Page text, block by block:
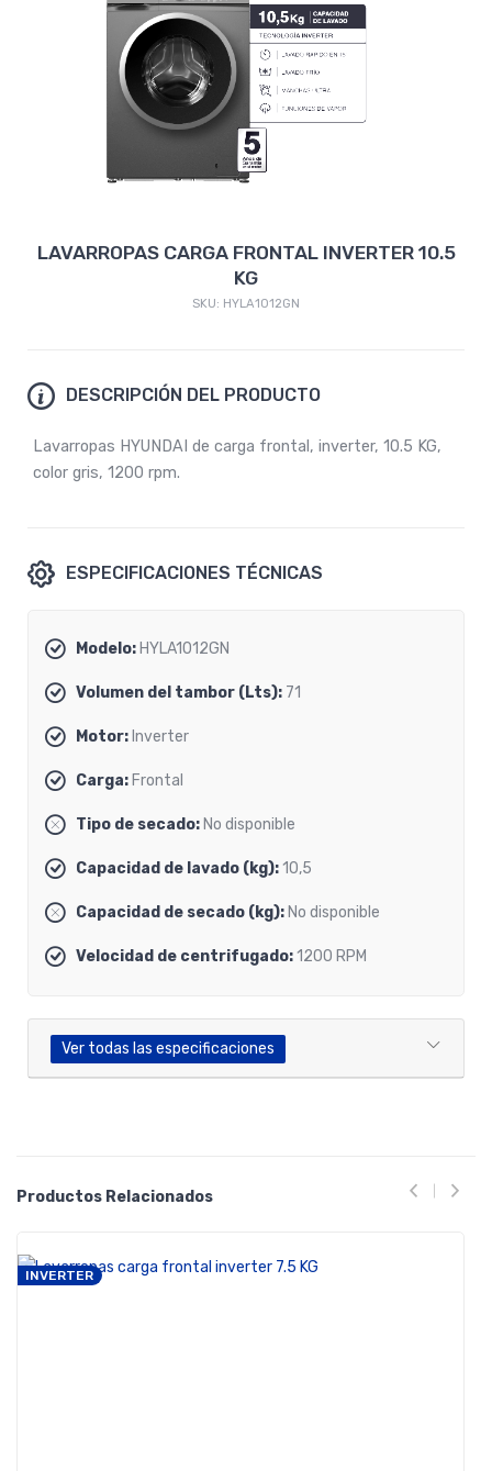
LAVARROPAS CARGA FRONTAL INVERTER 10.5
KG
SKU: HYLA1012GN
DESCRIPCIÓN DEL PRODUCTO
Lavarropas HYUNDAI de carga frontal, inverter, 10.5 KG,
color gris, 1200 rpm.
ESPECIFICACIONES TÉCNICAS
Modelo: HYLA1012GN
Volumen del tambor (Lts): 71
Motor: Inverter
Carga: Frontal
Tipo de secado: No disponible
Capacidad de lavado (kg):10,5
Capacidad de secado (kg): No disponible
Velocidad de centrifugado:1200 RPM
Ver todas las especificaciones
Productos Relacionados
INVERTER